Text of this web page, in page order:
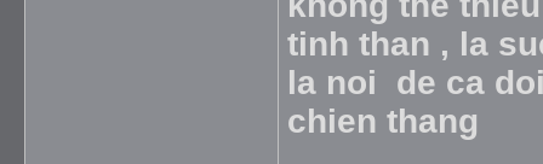
tinh than , la
la noi de ca
chien thang